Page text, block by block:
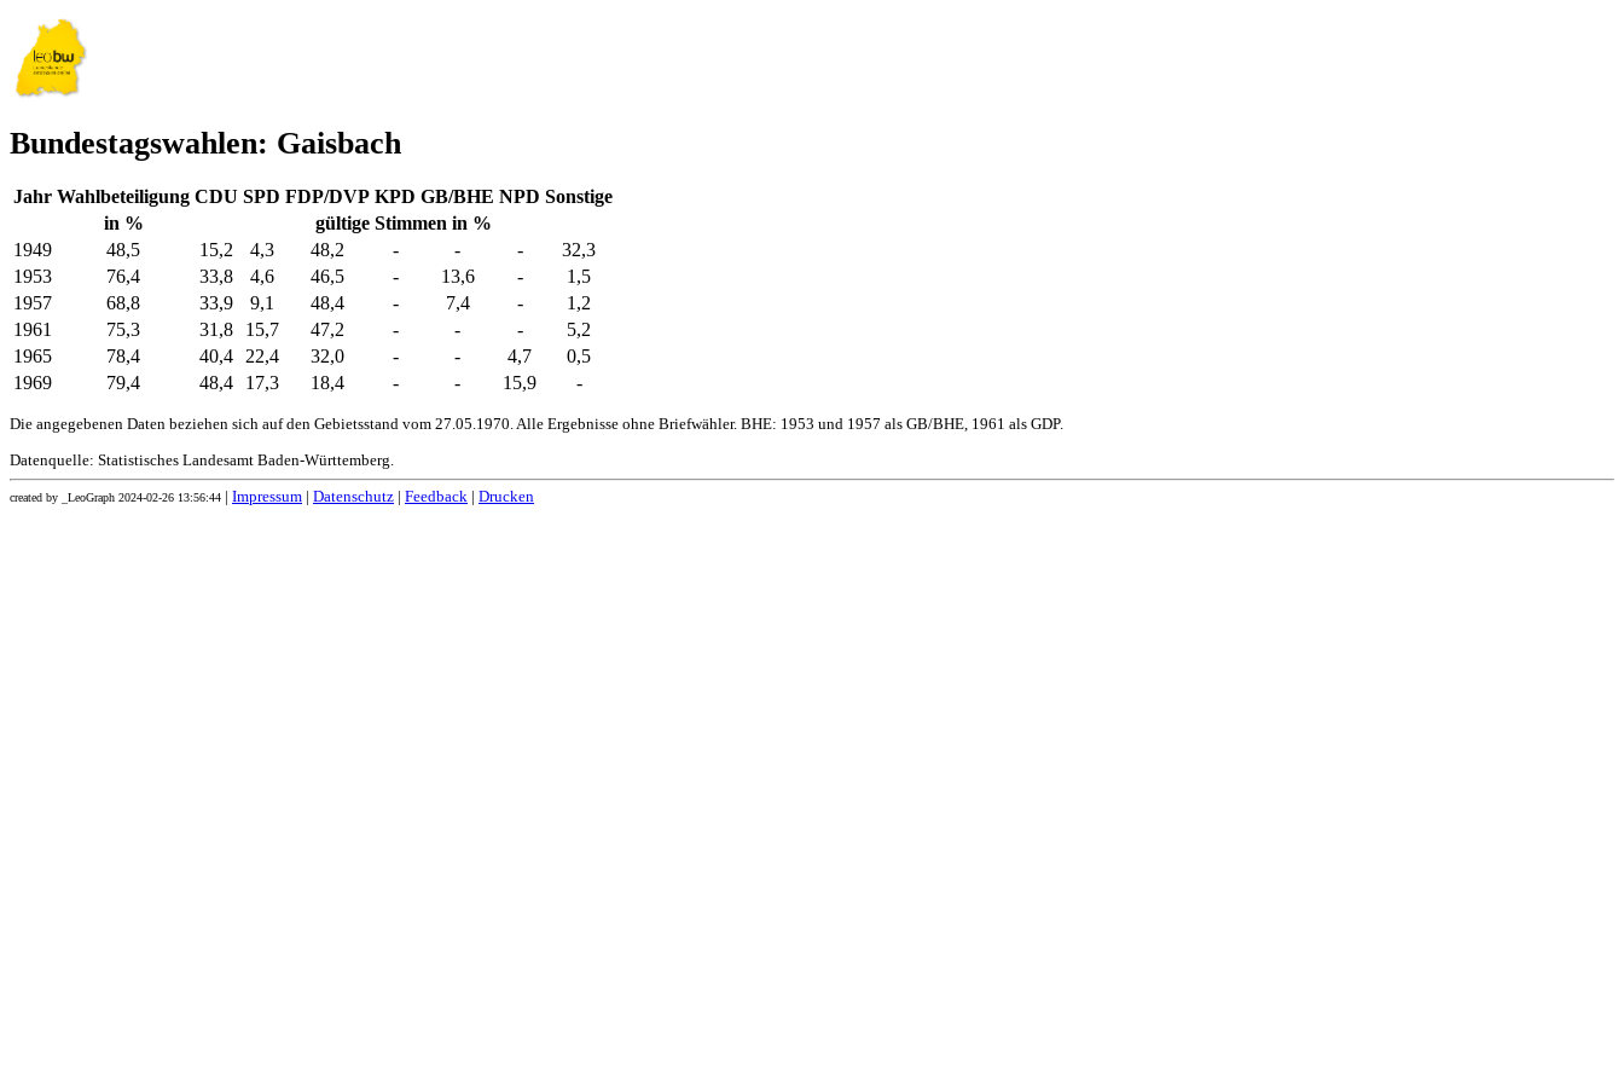
Bundestagswahlen: Gaisbach
Jahr Wahlbeteiligung CDU SPD FDP/DVP KPD GB/BHE NPD Sonstige
in %
gültige Stimmen in %
1949
48,5 15,2 4,3 48,2 - - -
32,3
1953
76,4 33,8 4,6 46,5 - 13,6 -
1,5
1957
68,8 33,9 9,1 48,4 - 7,4 -
1,2
1961
75,3 31,8 15,7 47,2 - - -
5,2
1965
78,4 40,4 22,4 32,0 - - 4,7
0,5
1969
79,4 48,4 17,3 18,4 - - 15,9 -
Die angegebenen Daten beziehen sich auf den Gebietsstand vom 27.05.1970. Alle Ergebnisse ohne Briefwähler. BHE: 1953 und 1957 als GB/BHE, 1961 als GDP.
Datenquelle: Statistisches Landesamt Baden-Württemberg.
created by _LeoGraph 2024-02-26 13:56:44 Impressum Datenschutz Feedback Drucken